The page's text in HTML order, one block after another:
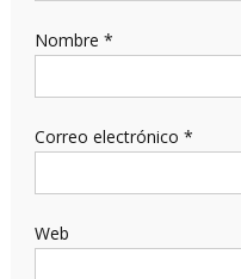
Nombre *
Correo electrónico *
Web